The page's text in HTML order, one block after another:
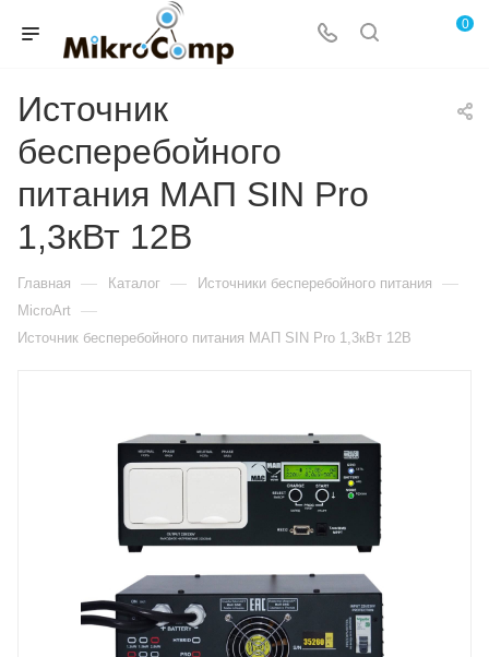
0
Источник
бесперебойного
питания МАП SIN Pro
1,3кВт 12В
Главная — Каталог — Источники бесперебойного питания —
MicroArt —
Источник бесперебойного питания МАП SIN Pro 1,3кВт 12В